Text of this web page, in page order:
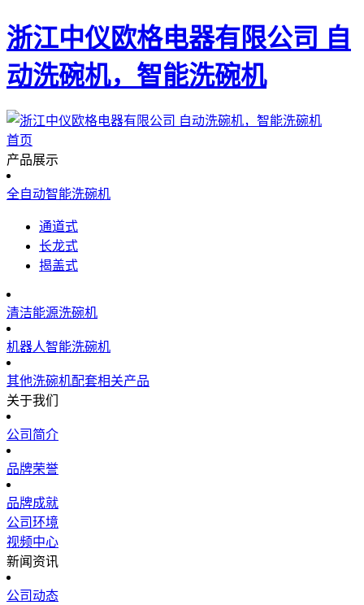
浙江中仪欧格电器有限公司 自
动洗碗机，智能洗碗机
首页
产品展示
全自动智能洗碗机
通道式
长龙式
揭盖式
清洁能源洗碗机
机器人智能洗碗机
其他洗碗机配套相关产品
关于我们
公司简介
品牌荣誉
品牌成就
公司环境
视频中心
新闻资讯
公司动态